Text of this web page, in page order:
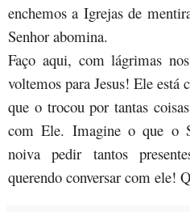
enchemos a Igrejas de
Senhor abomina.
Faço aqui, com lágrimas
voltemos para Jesus! Ele está
que o trocou por tantas
com Ele. Imagine o que o
noiva pedir tantos
querendo conversar com ele!